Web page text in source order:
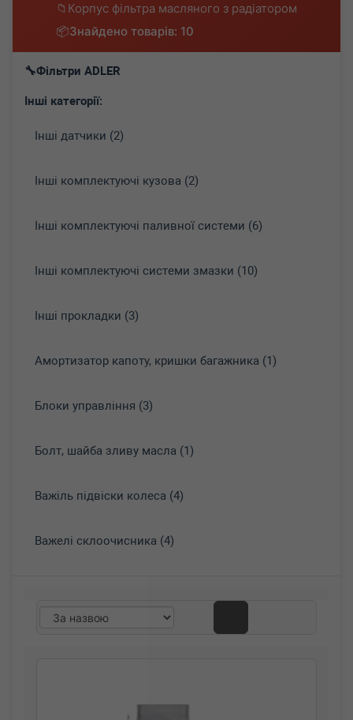
Корпус фільтра масляного з радіатором
Знайдено товарів: 10
Фільтри ADLER
Інші категорії:
Інші датчики (2)
Інші комплектуючі кузова (2)
Інші комплектуючі паливної системи (6)
Інші комплектуючі системи змазки (10)
Інші прокладки (3)
Амортизатор капоту, кришки багажника (1)
Блоки управління (3)
Болт, шайба зливу масла (1)
Важіль підвіски колеса (4)
Важелі склоочисника (4)